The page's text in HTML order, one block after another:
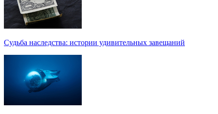
Судьба наследства: истории удивительных завещаний